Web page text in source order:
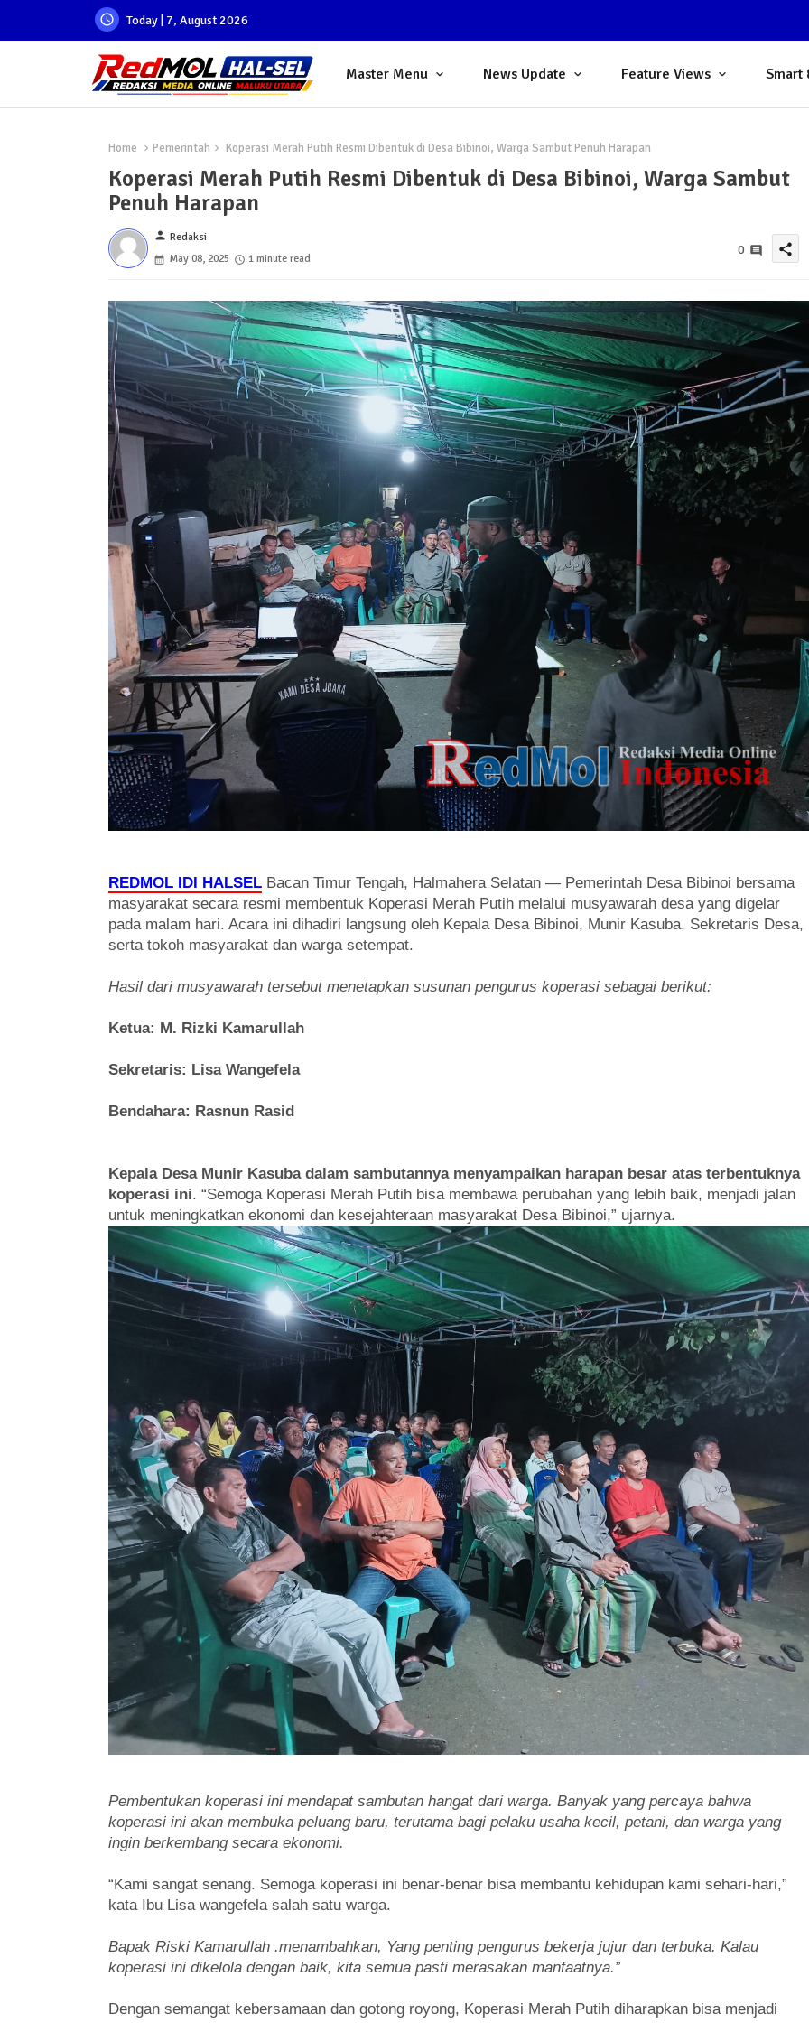
Today | 7, August 2026
Master Menu News Update Feature Views Smart
Home Pemerintah Koperasi Merah Putih Resmi Dibentuk di Desa Bibinoi, Warga Sambut Penuh Harapan
Koperasi Merah Putih Resmi Dibentuk di Desa Bibinoi, Warga Sambut
Penuh Harapan
person Redaksi
May 08, 2025
1 minute read
0 share
REDMOL IDI HALSELBacan Timur Tengah, Halmahera Selatan — Pemerintah Desa Bibinoi bersama
masyarakat secara resmi membentuk Koperasi Merah Putih melalui musyawarah desa yang digelar
pada malam hari. Acara ini dihadiri langsung oleh Kepala Desa Bibinoi, Munir Kasuba, Sekretaris Desa,
serta tokoh masyarakat dan warga setempat.
Hasil dari musyawarah tersebut menetapkan susunan pengurus koperasi sebagai berikut:
Ketua: M. Rizki Kamarullah
Sekretaris: Lisa Wangefela
Bendahara: Rasnun Rasid
Kepala Desa Munir Kasuba dalam sambutannya menyampaikan harapan besar atas terbentuknya
koperasi ini. “Semoga Koperasi Merah Putih bisa membawa perubahan yang lebih baik, menjadi jalan
untuk meningkatkan ekonomi dan kesejahteraan masyarakat Desa Bibinoi,” ujarnya.
Pembentukan koperasi ini mendapat sambutan hangat dari warga. Banyak yang percaya bahwa
koperasi ini akan membuka peluang baru, terutama bagi pelaku usaha kecil, petani, dan warga yang
ingin berkembang secara ekonomi.
“Kami sangat senang. Semoga koperasi ini benar-benar bisa membantu kehidupan kami sehari-hari,”
kata Ibu Lisa wangefela salah satu warga.
Bapak Riski Kamarullah .menambahkan, Yang penting pengurus bekerja jujur dan terbuka. Kalau
koperasi ini dikelola dengan baik, kita semua pasti merasakan manfaatnya.”
Dengan semangat kebersamaan dan gotong royong, Koperasi Merah Putih diharapkan bisa menjadi